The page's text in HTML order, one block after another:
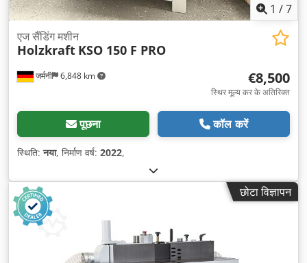
1 /7
जर्मनी 6,848 km
एज सैंडिंग मशीन
Holzkraft KSO 150 F PRO
€8,500
स्थिर मूल्य कर के अतिरिक्त
पूछना कॉल करें
स्थिति:नया, निर्माण वर्ष: 2022,
छोटा विज्ञापन